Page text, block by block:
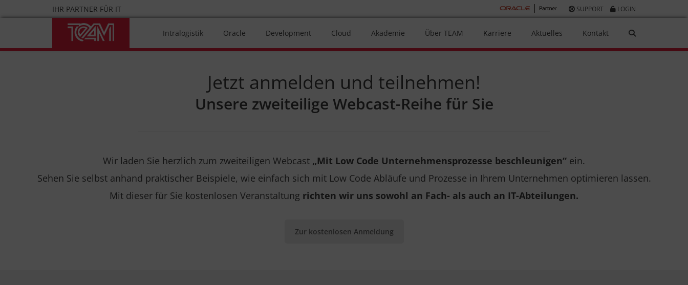
IHR PARTNER FÜR IT SUPPORT LOGIN
Intralogistik Oracle Development Cloud Akademie Über TEAM Karriere Aktuelles Kontakt
Jetzt anmelden und teilnehmen!
Unsere zweiteilige Webcast-Reihe für Sie
Wir laden Sie herzlich zum zweiteiligen Webcast „Mit Low Code Unternehmensprozesse beschleunigen“ ein.
Sehen Sie selbst anhand praktischer Beispiele, wie einfach sich mit Low Code Abläufe und Prozesse in Ihrem Unternehmen optimieren lassen.
Mit dieser für Sie kostenlosen Veranstaltung richten wir uns sowohl an Fach- als auch an IT-Abteilungen.
Zur kostenlosen Anmeldung